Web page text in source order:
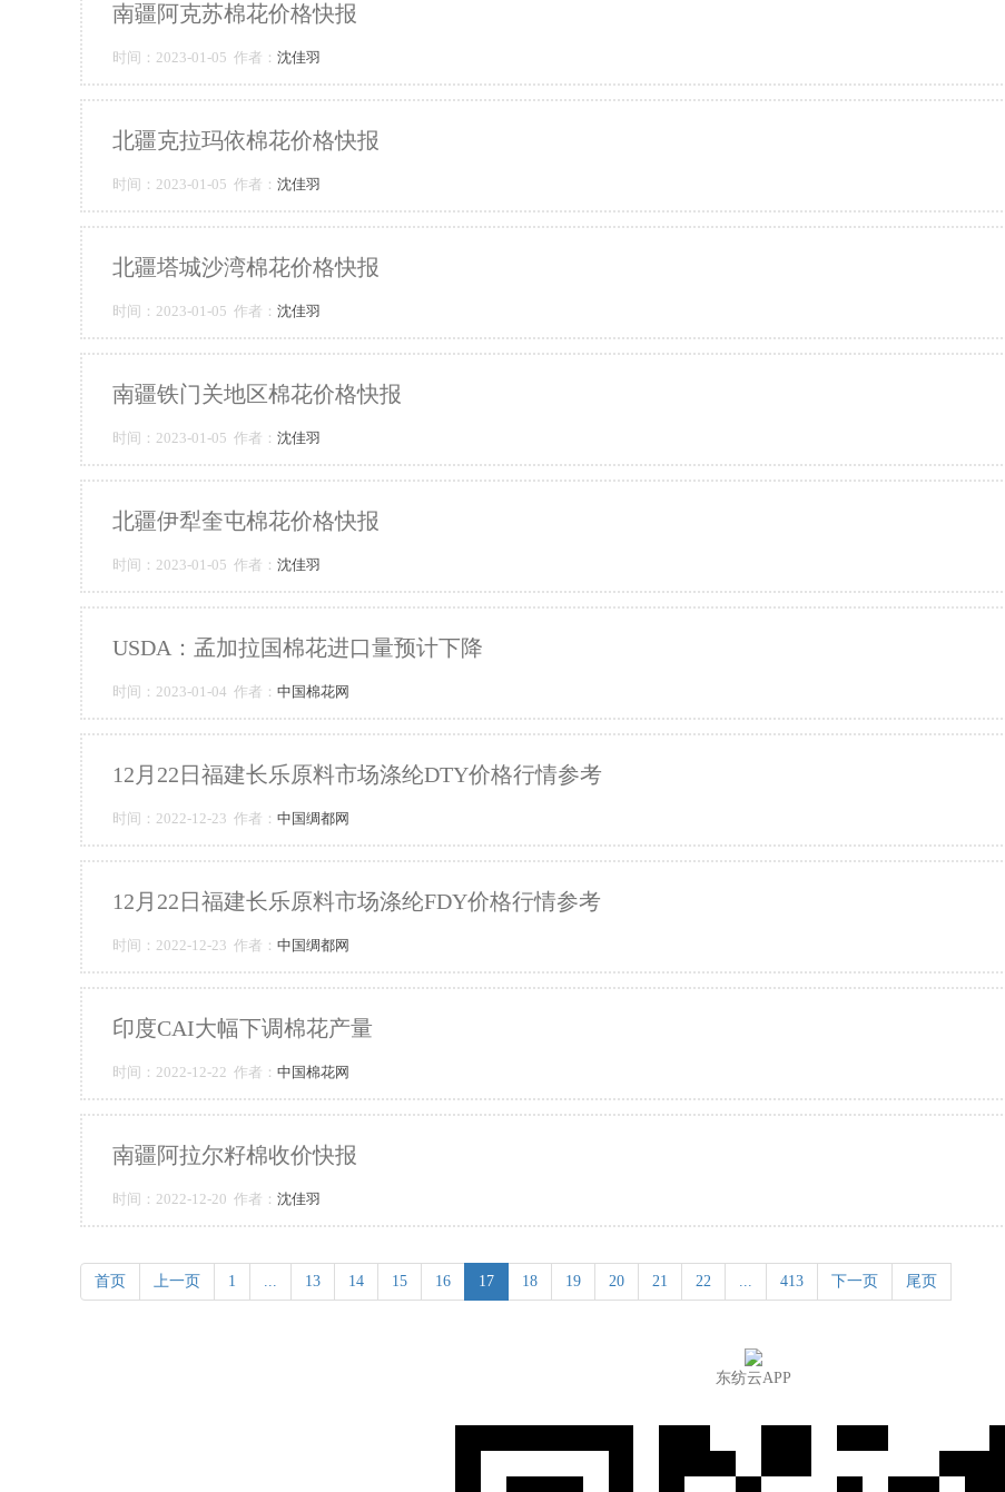
南疆阿克苏棉花价格快报
时间：2023-01-05 作者： 沈佳羽
北疆克拉玛依棉花价格快报
时间：2023-01-05 作者： 沈佳羽
北疆塔城沙湾棉花价格快报
时间：2023-01-05 作者： 沈佳羽
南疆铁门关地区棉花价格快报
时间：2023-01-05 作者： 沈佳羽
北疆伊犁奎屯棉花价格快报
时间：2023-01-05 作者： 沈佳羽
USDA：孟加拉国棉花进口量预计下降
时间：2023-01-04 作者： 中国棉花网
12月22日福建长乐原料市场涤纶DTY价格行情参考
时间：2022-12-23 作者： 中国绸都网
12月22日福建长乐原料市场涤纶FDY价格行情参考
时间：2022-12-23 作者： 中国绸都网
印度CAI大幅下调棉花产量
时间：2022-12-22 作者： 中国棉花网
南疆阿拉尔籽棉收价快报
时间：2022-12-20 作者： 沈佳羽
首页 上一页 1 ... 13 14 15 16 17 18 19 20 21 22 ... 413 下一页 尾页
东纺云APP